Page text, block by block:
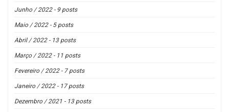
Junho / 2022 - 9 posts
Maio / 2022 - 5 posts
Abril / 2022 - 13 posts
Março / 2022 - 11 posts
Fevereiro / 2022 - 7 posts
Janeiro / 2022 - 17 posts
Dezembro / 2021 - 13 posts